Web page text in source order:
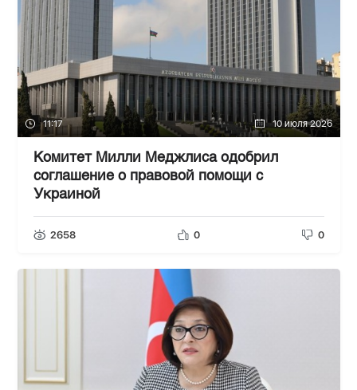
11:17 10 июля 2026
Комитет Милли Меджлиса одобрил
соглашение о правовой помощи с
Украиной
2658 0 0